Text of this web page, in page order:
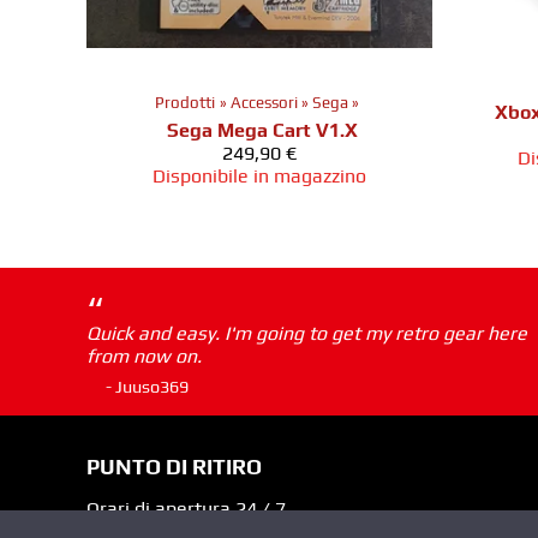
Prodotti ‪» Accessori ‪» Sega ‪»
Sega Mega Cart V1.X
249,90 €
Disponibile in magazzino
“
Quick and easy. I'm going to get my retro gear here
from now on.
- Juuso369
PUNTO DI RITIRO
Orari di apertura 24 / 7